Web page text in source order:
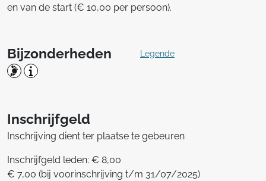
en van de start (€ 10,00 per persoon).
Bijzonderheden Legende
Inschrijfgeld
Inschrijving dient ter plaatse te gebeuren
Inschrijfgeld leden: € 8,00
€ 7,00 (bij voorinschrijving t/m 31/07/2025)